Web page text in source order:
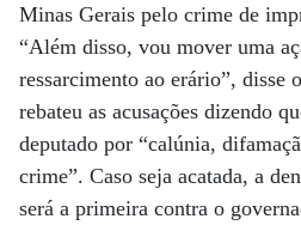
Minas Gerais pelo crime de
“Além disso, vou mover uma
ressarcimento ao erário”, disse
rebateu as acusações dizendo
deputado por “calúnia,
crime”. Caso seja acatada, a
será a primeira contra o